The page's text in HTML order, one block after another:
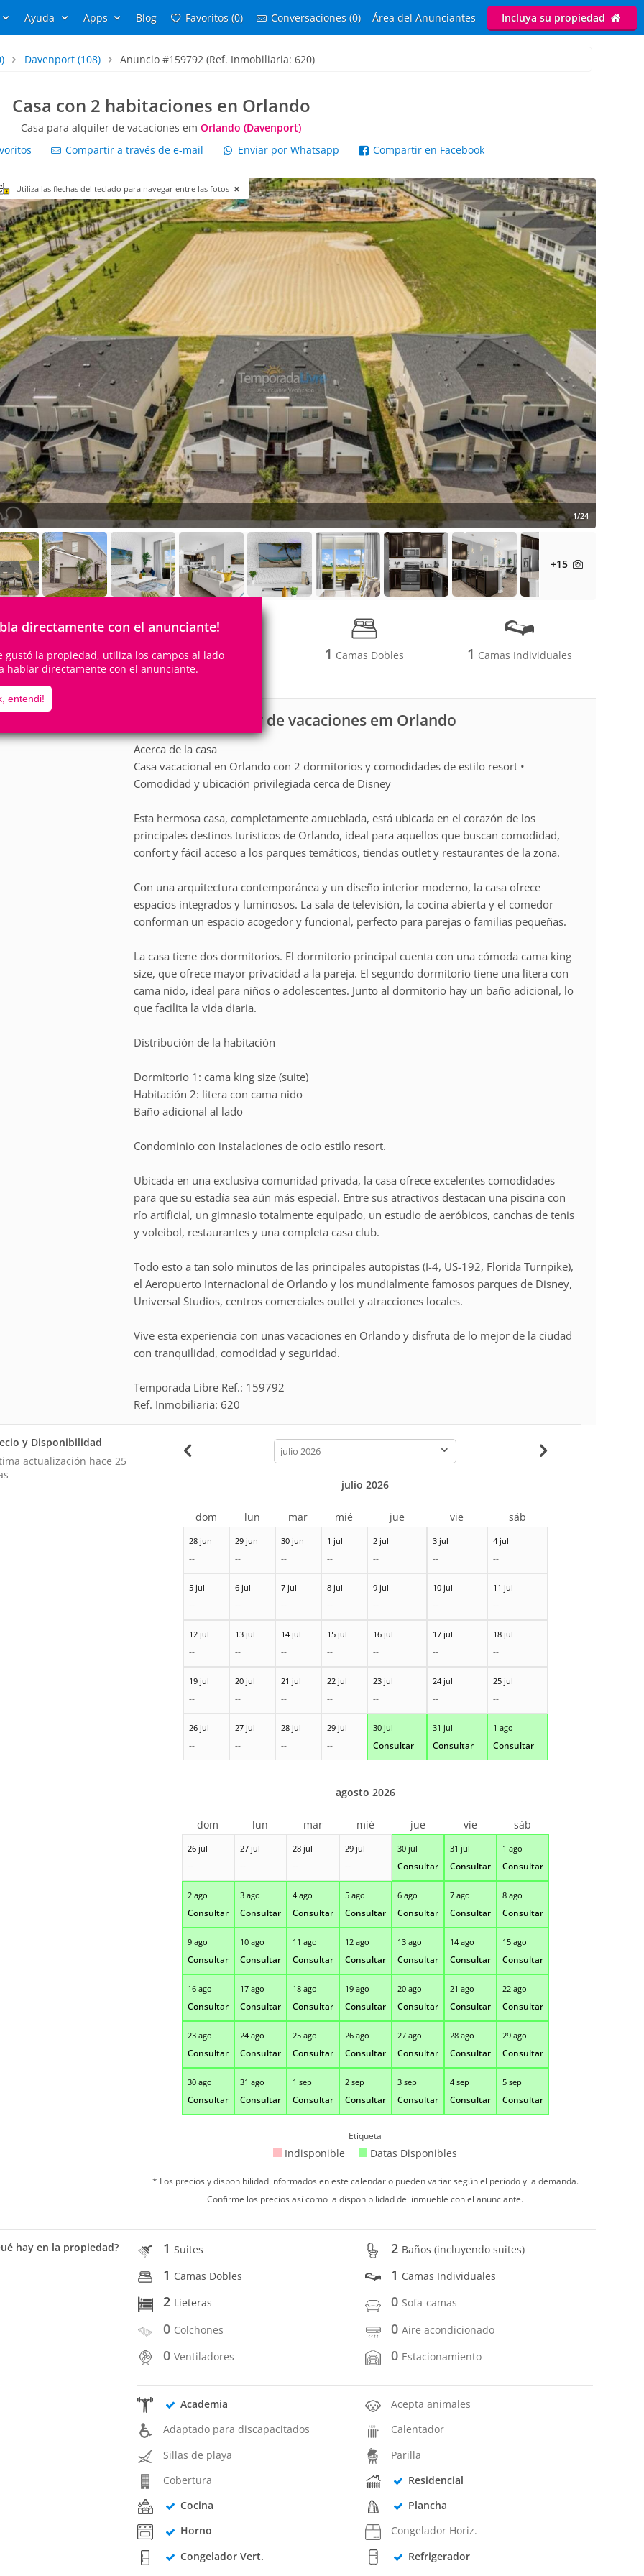
Ayuda Apps Blog Favoritos (0) Conversaciones (0) Área del Anunciantes Incluya su propiedad
Davenport(108) Anuncio #159792 (Ref. Inmobiliaria: 620)
Casa con 2 habitaciones en Orlando
Casa para alquiler de vacaciones em Orlando (Davenport)
Compartir a través de e-mail Enviar por Whatsapp Compartir en Facebook
directamente con el anunciante!
gustó la propiedad, utiliza los campos al lado
hablar directamente con el anunciante.
entendi!
Utiliza las flechas del teclado para navegar entre las fotos
1/24
+15
7 Personas 2Cuartos
1
1 Camas Dobles 1 Camas Individuales
Casa para alquiler de vacaciones em Orlando
Acerca de la casa
Casa vacacional en Orlando con 2 dormitorios y comodidades de estilo resort •
Comodidad y ubicación privilegiada cerca de Disney
Esta hermosa casa, completamente amueblada, está ubicada en el corazón de los
principales destinos turísticos de Orlando, ideal para aquellos que buscan comodidad,
confort y fácil acceso a los parques temáticos, tiendas outlet y restaurantes de la zona.
Con una arquitectura contemporánea y un diseño interior moderno, la casa ofrece
espacios integrados y luminosos. La sala de televisión, la cocina abierta y el comedor
conforman un espacio acogedor y funcional, perfecto para parejas o familias pequeñas.
La casa tiene dos dormitorios. El dormitorio principal cuenta con una cómoda cama king
size, que ofrece mayor privacidad a la pareja. El segundo dormitorio tiene una litera con
cama nido, ideal para niños o adolescentes. Junto al dormitorio hay un baño adicional, lo
que facilita la vida diaria.
Distribución de la habitación
Dormitorio 1: cama king size (suite)
Habitación 2: litera con cama nido
Baño adicional al lado
Condominio con instalaciones de ocio estilo resort.
Ubicada en una exclusiva comunidad privada, la casa ofrece excelentes comodidades
para que su estadía sea aún más especial. Entre sus atractivos destacan una piscina con
río artificial, un gimnasio totalmente equipado, un estudio de aeróbicos, canchas de tenis
y voleibol, restaurantes y una completa casa club.
Todo esto a tan solo minutos de las principales autopistas (I-4, US-192, Florida Turnpike),
el Aeropuerto Internacional de Orlando y los mundialmente famosos parques de Disney,
Universal Studios, centros comerciales outlet y atracciones locales.
Vive esta experiencia con unas vacaciones en Orlando y disfruta de lo mejor de la ciudad
con tranquilidad, comodidad y seguridad.
Temporada Libre Ref.: 159792
Ref. Inmobiliaria: 620
y Disponibilidad
actualización hace 25
calendar-
month
28 jun
--
29 jun
--
30 jun
--
1 jul
--
2 jul
--
3 jul
--
4 jul
--
5 jul
--
6 jul
--
7 jul
--
8 jul
--
9 jul
--
10 jul
--
11 jul
--
12 jul
--
13 jul
--
14 jul
--
15 jul
--
16 jul
--
17 jul
--
18 jul
--
19 jul
--
20 jul
--
21 jul
--
22 jul
--
23 jul
--
24 jul
--
25 jul
--
26 jul
--
27 jul
--
28 jul
--
29 jul
--
30 jul
Consultar
31 jul
Consultar
1 ago
Consultar
julio 2026
dom lun mar mié jue vie sáb
26 jul
--
27 jul
--
28 jul
--
29 jul
--
30 jul
Consultar
31 jul
Consultar
1 ago
Consultar
2 ago
Consultar
3 ago
Consultar
4 ago
Consultar
5 ago
Consultar
6 ago
Consultar
7 ago
Consultar
8 ago
Consultar
9 ago
Consultar
10 ago
Consultar
11 ago
Consultar
12 ago
Consultar
13 ago
Consultar
14 ago
Consultar
15 ago
Consultar
16 ago
Consultar
17 ago
Consultar
18 ago
Consultar
19 ago
Consultar
20 ago
Consultar
21 ago
Consultar
22 ago
Consultar
23 ago
Consultar
24 ago
Consultar
25 ago
Consultar
26 ago
Consultar
27 ago
Consultar
28 ago
Consultar
29 ago
Consultar
30 ago
Consultar
31 ago
Consultar
1 sep
Consultar
2 sep
Consultar
3 sep
Consultar
4 sep
Consultar
5 sep
Consultar
agosto 2026
dom lun mar mié jue vie sáb
Etiqueta
Indisponible Datas Disponibles
* Los precios y disponibilidad informados en este calendario pueden variar según el período y la demanda.
Confirme los precios así como la disponibilidad del inmueble con el anunciante.
hay en la propiedad? 1Suites 2 Baños (incluyendo suites)
1 Camas Dobles 1 Camas Individuales
2 Lieteras 0 Sofa-camas
0 Colchones 0Aire acondicionado
0Ventiladores 0 Estacionamiento
Academia
Acepta animales
Adaptado para discapacitados
Calentador
Sillas de playa
Parilla
Cobertura
Residencial
Cocina
Plancha
Horno
Congelador Horiz.
Congelador Vert.
Refrigerador